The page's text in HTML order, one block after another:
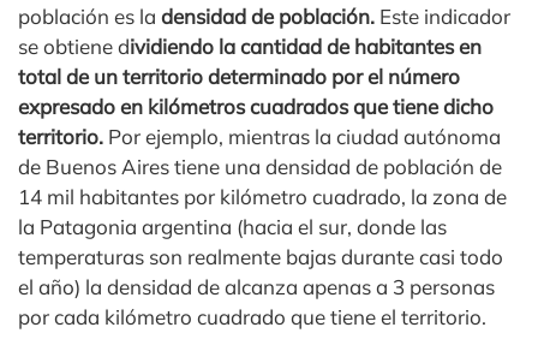
población es la densidad de población. Este indicador
se obtiene dividiendo la cantidad de habitantes en
total de un territorio determinado por el número
expresado en kilómetros cuadrados que tiene dicho
territorio. Por ejemplo, mientras la ciudad autónoma
de Buenos Aires tiene una densidad de población de
14 mil habitantes por kilómetro cuadrado, la zona de
la Patagonia argentina (hacia el sur, donde las
temperaturas son realmente bajas durante casi todo
el año) la densidad de alcanza apenas a 3 personas
por cada kilómetro cuadrado que tiene el territorio.